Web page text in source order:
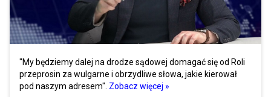
"My będziemy dalej na drodze sądowej domagać się od Roli
przeprosin za wulgarne i obrzydliwe słowa, jakie kierował
pod naszym adresem". Zobacz więcej »